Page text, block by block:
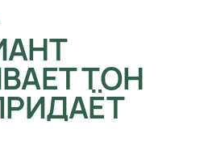
ТОН